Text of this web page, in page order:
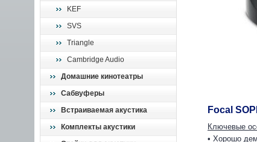
KEF
SVS
Triangle
Cambridge Audio
Домашние кинотеатры
Сабвуферы
Встраиваемая акустика
Комплекты акустики
Focal
Ключевые
• Хорошо